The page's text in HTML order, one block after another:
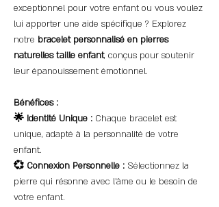
exceptionnel pour votre enfant ou vous voulez
lui apporter une aide spécifique ? Explorez
notre bracelet personnalisé en pierres
naturelles taille enfant, conçus pour soutenir
leur épanouissement émotionnel.
Bénéfices :
🌟 Identité Unique : Chaque bracelet est
unique, adapté à la personnalité de votre
enfant.
💞 Connexion Personnelle : Sélectionnez la
pierre qui résonne avec l'âme ou le besoin de
votre enfant.